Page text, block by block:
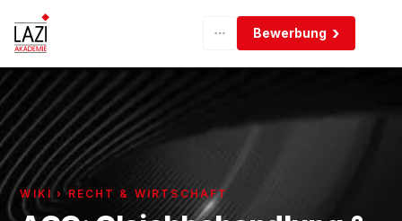
Bewerbung
WIKI › RECHT & WIRTSCHAFT